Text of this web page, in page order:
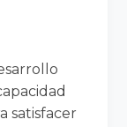
satisfacer